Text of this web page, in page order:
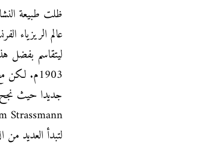
ظلت طبيعة
ليتقاسم بفضل
1903م.
لتبدأ العديد من